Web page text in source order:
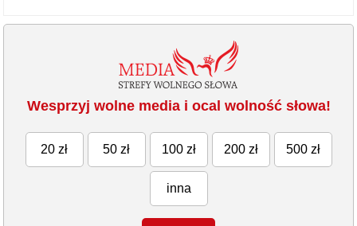
Wesprzyj wolne media i ocal wolność słowa!
20 zł 50 zł 100 zł 200 zł 500 zł
inna